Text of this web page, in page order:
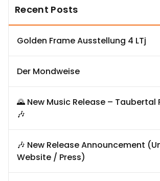
Recent Posts
Golden Frame Ausstellung 4 LTj
Der Mondweise
🌄 New Music Release – Taubertal
🎶
🎶 New Release Announcement
Website / Press)